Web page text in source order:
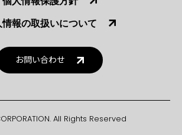
情報の取扱いについて
お問い合わせ
All Rights Reserved